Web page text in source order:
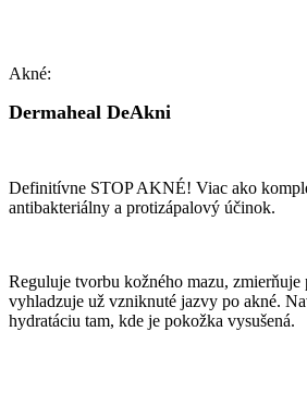
Akné:
Dermaheal DeAkni
Definitívne STOP AKNÉ! Viac ako
antibakteriálny a protizápalový účinok.
Reguluje tvorbu kožného mazu, zmierňuje
vyhladzuje už vzniknuté jazvy po akné.
hydratáciu tam, kde je pokožka vysušená.